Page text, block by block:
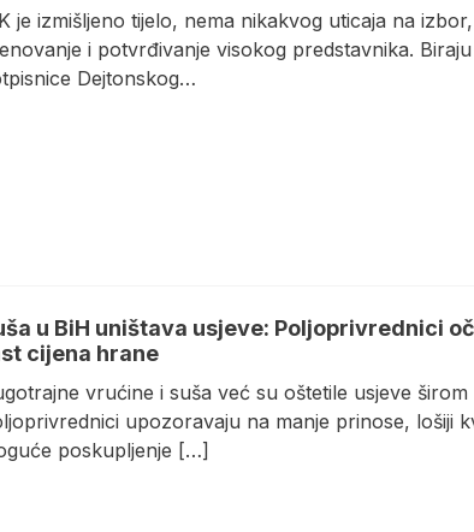
je izmišljeno tijelo, nema nikakvog uticaja na izbor,
i potvrđivanje visokog predstavnika.
Dejtonskog…
u BiH uništava usjeve: Poljoprivrednici
cijena hrane
vrućine i suša već su oštetile usjeve širom
upozoravaju na manje prinose, lošiji
poskupljenje […]